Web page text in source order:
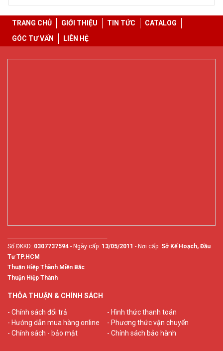
TRANG CHỦ GIỚI THIỆU TIN TỨC
CATALOG
GÓC TƯ VẤN
LIÊN HỆ
Số ĐKKD: 0307737594 - Ngày cấp: 13/05/2011 - Nơi cấp: Sở Kế Hoạch, Đầu
Tư TP.HCM
Thuận Hiệp Thành Miền Bắc
Thuận Hiệp Thành
THỎA THUẬN & CHÍNH SÁCH
- Chính sách đổi trả
- Hình thức thanh toán
- Hướng dẫn mua hàng online
- Phương thức vận chuyển
- Chính sách - bảo mật
- Chính sách bảo hành